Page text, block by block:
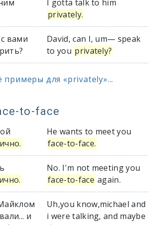
I gotta talk to him
privately.
вами
David, can I, um— speak
to you privately?
примеры для «privately»...
to-face
He wants to meet you
face-to-face.
No. I'm not meeting you
face-to-face again.
и
Uh,you know,michael and
i were talking, and maybe